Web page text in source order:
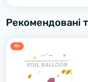
Рекомендовані
Хiт